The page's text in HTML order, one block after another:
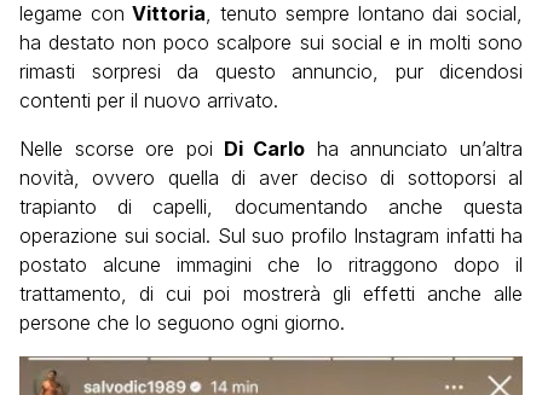
legame conVittoria, tenuto sempre lontano dai social,
ha destato non poco scalpore sui social e in molti sono
rimasti sorpresi da questo annuncio, pur dicendosi
contenti per il nuovo arrivato.
Nelle scorse ore poi Di Carlo ha annunciato un’altra
novità, ovvero quella di aver deciso di sottoporsi al
trapianto di capelli, documentando anche questa
operazione sui social. Sul suo profilo Instagram infatti ha
postato alcune immagini che lo ritraggono dopo il
trattamento, di cui poi mostrerà gli effetti anche alle
persone che lo seguono ogni giorno.